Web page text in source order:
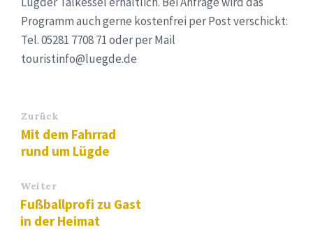
Programm auch gerne kostenfrei per Post verschickt:
Tel. 05281 7708 71 oder per Mail
touristinfo@luegde.de
Zurück
Mit dem Fahrrad
rund um Lügde
Weiter
Fußballprofi zu Gast
in der Heimat